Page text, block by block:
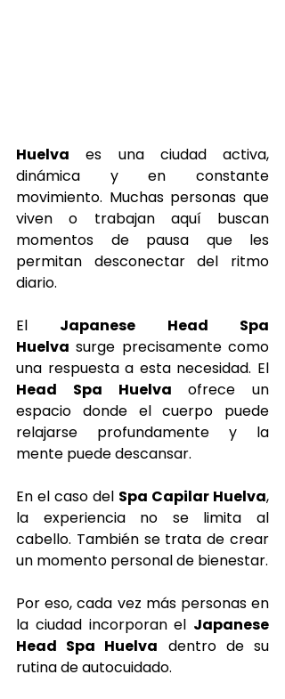
Huelva es una ciudad activa,
dinámica y en constante
movimiento. Muchas personas que
viven o trabajan aquí buscan
momentos de pausa que les
permitan desconectar del ritmo
diario.
El Japanese Head Spa
Huelva surge precisamente como
Head Spa Huelva ofrece un
espacio donde el cuerpo puede
relajarse profundamente y la
mente puede descansar.
En el caso del Spa Capilar Huelva,
la experiencia no se limita al
cabello. También se trata de crear
un momento personal de bienestar.
Por eso, cada vez más personas en
la ciudad incorporan el Japanese
Head Spa Huelva dentro de su
rutina de autocuidado.